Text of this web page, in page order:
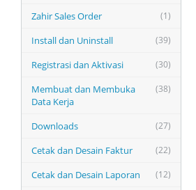
(1)
Zahir Sales Order
(39)
Install dan Uninstall
(30)
Registrasi dan Aktivasi
(38)
Membuat dan Membuka
Data Kerja
(27)
Downloads
(22)
Cetak dan Desain Faktur
(12)
Cetak dan Desain Laporan